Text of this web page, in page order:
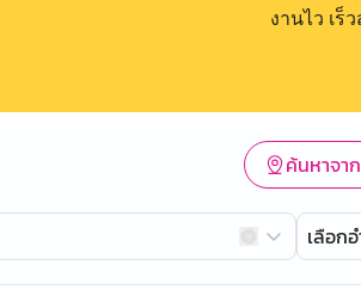
งานไว เร็
ค้นหาจา
เลือก